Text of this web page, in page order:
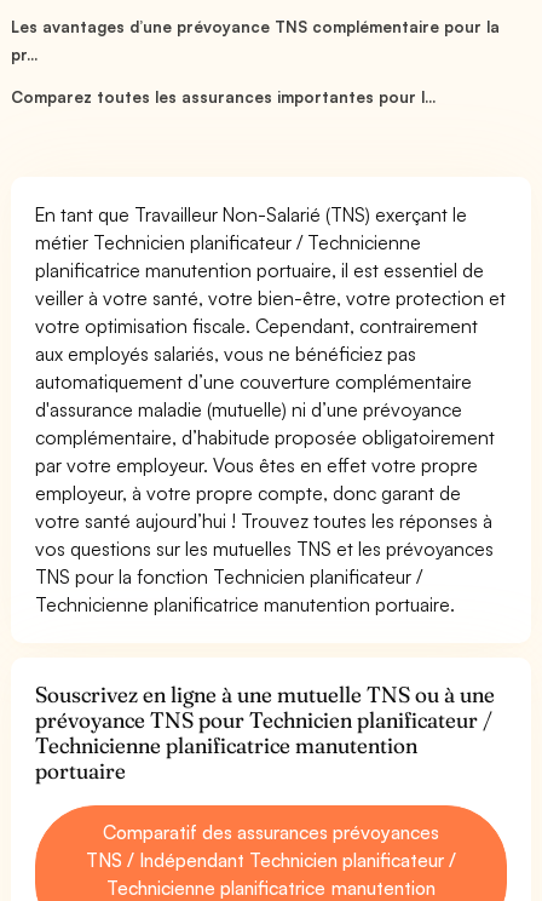
Les avantages d’une prévoyance TNS complémentaire pour la
pr...
Comparez toutes les assurances importantes pour l...
En tant que Travailleur Non-Salarié (TNS) exerçant le
métier Technicien planificateur / Technicienne
planificatrice manutention portuaire, il est essentiel de
veiller à votre santé, votre bien-être, votre protection et
votre optimisation fiscale. Cependant, contrairement
aux employés salariés, vous ne bénéficiez pas
automatiquement d’une couverture complémentaire
d'assurance maladie (mutuelle) ni d’une prévoyance
complémentaire, d’habitude proposée obligatoirement
par votre employeur. Vous êtes en effet votre propre
employeur, à votre propre compte, donc garant de
votre santé aujourd’hui ! Trouvez toutes les réponses à
vos questions sur les mutuelles TNS et les prévoyances
TNS pour la fonction Technicien planificateur /
Technicienne planificatrice manutention portuaire.
Souscrivez en ligne à une mutuelle TNS ou à une
prévoyance TNS pour Technicien planificateur /
Technicienne planificatrice manutention
portuaire
Comparatif des assurances prévoyances
TNS / Indépendant Technicien planificateur /
Technicienne planificatrice manutention